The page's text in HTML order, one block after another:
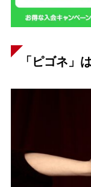
「ピゴネ」